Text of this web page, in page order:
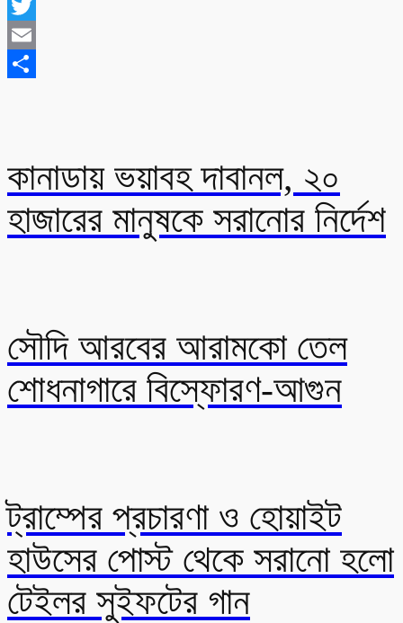
WhatsApp
Twitter
Email
কানাডায় ভয়াবহ দাবানল, ২০
হাজারের মানুষকে সরানোর নির্দেশ
সৌদি আরবের আরামকো তেল
শোধনাগারে বিস্ফোরণ-আগুন
ট্রাম্পের প্রচারণা ও হোয়াইট
হাউসের পোস্ট থেকে সরানো হলো
টেইলর সুইফটের গান